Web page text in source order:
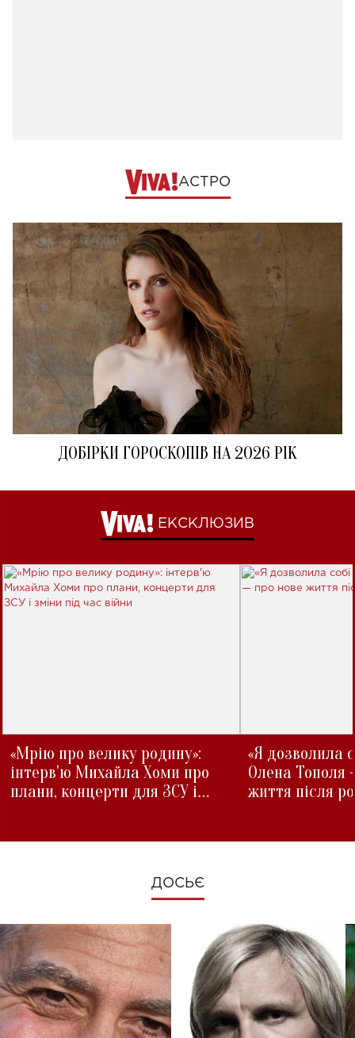
АСТРО
ДОБІРКИ ГОРОСКОПІВ НА 2026 РІК
ЕКСКЛЮЗИВ
«Мрію про велику родину»:
інтерв'ю Михайла Хоми про
плани, концерти для ЗСУ і
«Я дозволила
Олена Тополя
життя після
ДОСЬЄ